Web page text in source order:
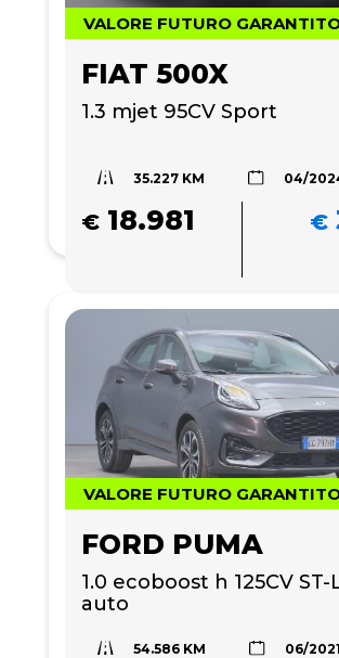
VALORE FUTURO
FIAT 500X
1.3 mjet 95CV Sport
35.227 KM 04/
€ 18.981 €
VALORE FUTURO
FORD PUMA
1.0 ecoboost h 125CV ST-
auto
54.586 KM 06/2021